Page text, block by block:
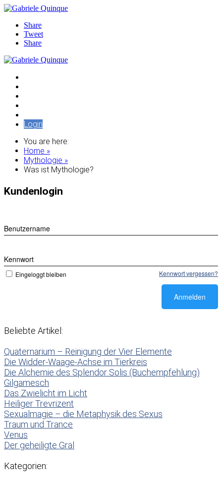
Share
Tweet
Share
Login
You are here:
Home »
Mythologie »
Was ist Mythologie?
Kundenlogin
Benutzername
Kennwort
Eingeloggt bleiben Kennwort vergessen?
Beliebte Artikel:
Quaternarium – Reinigung der Vier Elemente
Die Widder-Waage-Achse im Tierkreis
Die Alchemie des Splendor Solis (Buchempfehlung)
Gilgamesch
Das Zwielicht im Licht
Heiliger Trevrizent
Sexualmagie – die Metaphysik des Sexus
Traum und Trance
Venus
Der geheiligte Gral
Kategorien: